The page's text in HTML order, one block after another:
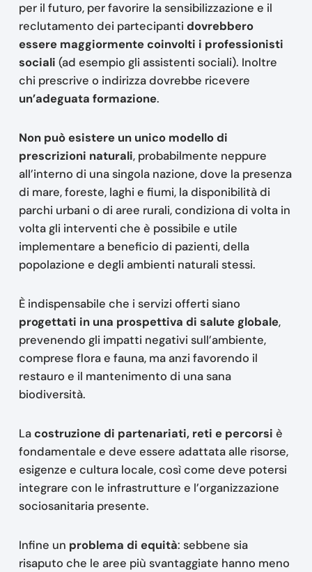
per il futuro, per favorire la sensibilizzazione e il
reclutamento dei partecipanti dovrebbero
essere maggiormente coinvolti i professionisti
sociali (ad esempio gli assistenti sociali). Inoltre
chi prescrive o indirizza dovrebbe ricevere
un’adeguata formazione.
Non può esistere un unico modello di
prescrizioni naturali, probabilmente neppure
all’interno di una singola nazione, dove la presenza
di mare, foreste, laghi e fiumi, la disponibilità di
parchi urbani o di aree rurali, condiziona di volta in
volta gli interventi che è possibile e utile
implementare a beneficio di pazienti, della
popolazione e degli ambienti naturali stessi.
È indispensabile che i servizi offerti siano
progettati in una prospettiva di salute globale,
prevenendo gli impatti negativi sull’ambiente,
comprese flora e fauna, ma anzi favorendo il
restauro e il mantenimento di una sana
biodiversità.
Lacostruzione di partenariati, reti e percorsi è
fondamentale e deve essere adattata alle risorse,
esigenze e cultura locale, così come deve potersi
integrare con le infrastrutture e l’organizzazione
sociosanitaria presente.
Infine un problema di equità: sebbene sia
risaputo che le aree più svantaggiate hanno meno